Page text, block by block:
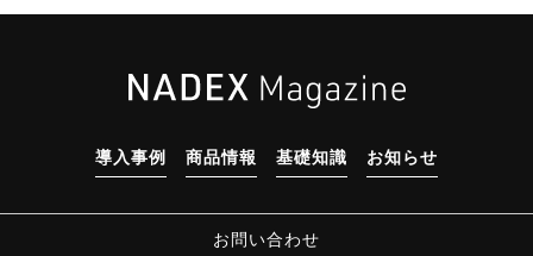
導入事例 商品情報 基礎知識 お知らせ
お問い合わせ